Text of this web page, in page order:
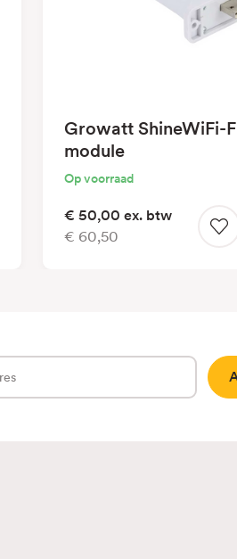
Growatt ShineWiFi-F
module
Op voorraad
€ 50,00 ex. btw
€ 60,50